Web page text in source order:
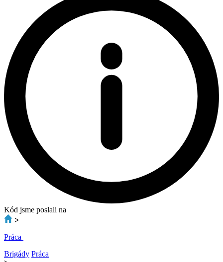
Kód jsme poslali na
>
Práca
Brigády Práca